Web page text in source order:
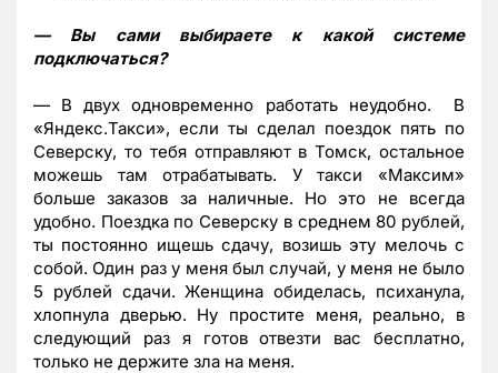
— Вы сами выбираете к какой системе
подключаться?
— В двух одновременно работать неудобно. В
«Яндекс.Такси», если ты сделал поездок пять по
Северску, то тебя отправляют в Томск, остальное
можешь там отрабатывать. У такси «Максим»
больше заказов за наличные. Но это не всегда
удобно. Поездка по Северску в среднем 80 рублей,
ты постоянно ищешь сдачу, возишь эту мелочь с
собой. Один раз у меня был случай, у меня не было
5 рублей сдачи. Женщина обиделась, психанула,
хлопнула дверью. Ну простите меня, реально, в
следующий раз я готов отвезти вас бесплатно,
только не держите зла на меня.